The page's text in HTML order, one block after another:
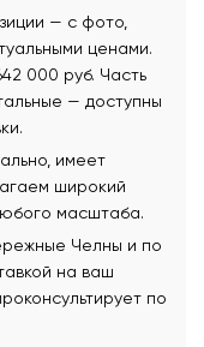
— с фото,
ценами.
000 руб. Часть
— доступны
имеет
широкий
масштаба.
Челны и по
на ваш
по